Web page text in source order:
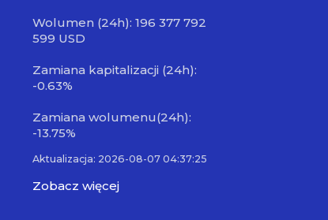
Wolumen (24h): 196 377 792
599 USD
Zamiana kapitalizacji (24h):
-0.63%
Zamiana wolumenu(24h):
-13.75%
Aktualizacja: 2026-08-07 04:37:25
Zobacz więcej